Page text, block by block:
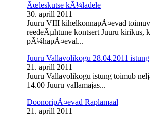
Ãœleskutse kÃ¼ladele
30. aprill 2011
Juuru VIII kihelkonnapÃ¤evad
reedeÃµhtune kontsert Juuru
pÃ¼hapÃ¤eval...
Juuru Vallavolikogu 28.04.2011 istung
21. aprill 2011
Juuru Vallavolikogu istung toimub
14.00 Juuru vallamajas...
DoonoripÃ¤evad Raplamaal
21. aprill 2011